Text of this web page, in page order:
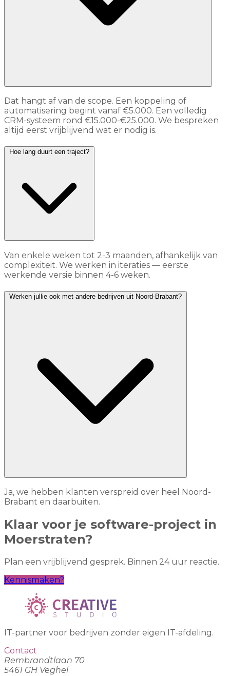
Dat hangt af van de scope. Een koppeling of
automatisering begint vanaf €5.000. Een volledig
CRM-systeem rond €15.000-€25.000. We bespreken
altijd eerst vrijblijvend wat er nodig is.
Hoe lang duurt een traject?
Van enkele weken tot 2-3 maanden, afhankelijk van
complexiteit. We werken in iteraties — eerste
werkende versie binnen 4-6 weken.
Werken jullie ook met andere bedrijven uit Noord-Brabant?
Ja, we hebben klanten verspreid over heel Noord-
Brabant en daarbuiten.
Klaar voor je software-project in
Moerstraten?
Plan een vrijblijvend gesprek. Binnen 24 uur reactie.
Kennismaken?
IT-partner voor bedrijven zonder eigen IT-afdeling.
Contact
Rembrandtlaan 70
5461 GH Veghel